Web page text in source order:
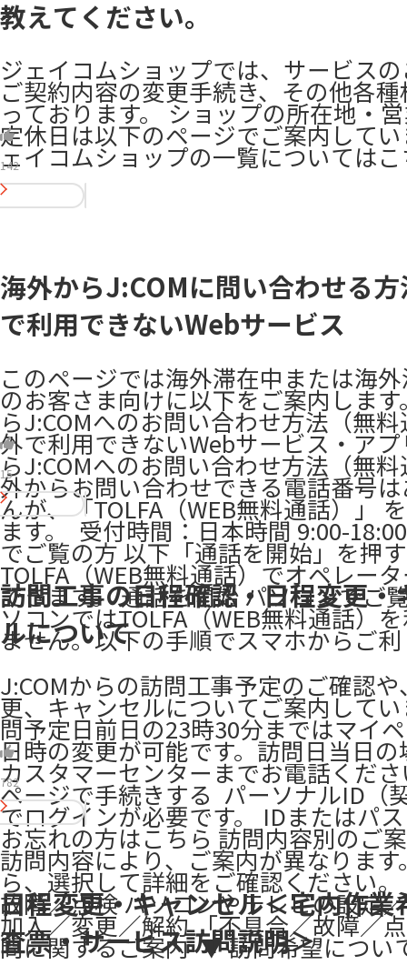
教えてください。
ジェイコムショップでは、サービス
ご契約内容の変更手続き、その他各
っております。 ショップの所在地・
定休日は以下のページでご案内してい
ェイコムショップの一覧については
142
海外からJ:COMに問い合わせる
で利用できないWebサービス
このページでは海外滞在中または海
のお客さま向けに以下をご案内しま
らJ:COMへのお問い合わせ方法（無
外で利用できないWebサービス・ア
らJ:COMへのお問い合わせ方法（無
外からお問い合わせできる電話番号
んが、「TOLFA（WEB無料通話）」
ます。 ​ 受付時間：日本時間 9:00-
でご覧の方 以下「通話を開始」を押
TOLFA（WEB無料通話）でオペレー
できます。 通話を開始 パソコンでご
ソコンではTOLFA（WEB無料通話）
ません。以下の手順でスマホからご利
15
訪問工事の日程確認・日程変更・
ルについて
J:COMからの訪問工事予定のご確認
更、キャンセルについてご案内して
問予定日前日の23時30分まではマイ
日時の変更が可能です。訪問日当日
カスタマーセンターまでお電話くだ
ページで手続きする ​ パーソナルID（
でログインが必要です。 ​IDまたはパ
お忘れの方はこちら 訪問内容別のご
訪問内容により、ご案内が異なります
ら、選択して詳細をご確認ください
故障／点検 パソコンやテレビの設定
加入／変更／解約 「不具合／故障／
問に関するご案内​ ​ ▼ 訪問希望につい
782
日程変更・キャンセル＜宅内作業
査票・サービス訪問説明＞